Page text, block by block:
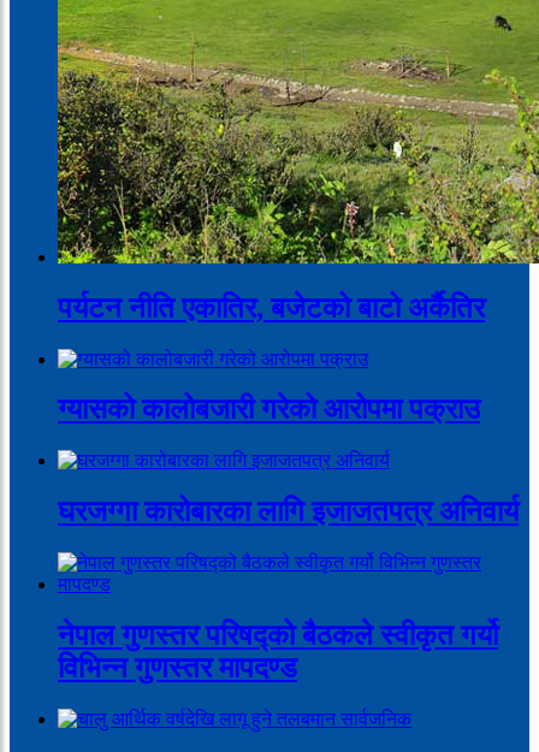
पर्यटन नीति एकातिर, बजेटको बाटो अर्कैतिर
ग्यासको कालोबजारी गरेको आरोपमा पक्राउ
घरजग्गा कारोबारका लागि इजाजतपत्र अनिवार्य
नेपाल गुणस्तर परिषद्को बैठकले स्वीकृत गर्यो
विभिन्न गुणस्तर मापदण्ड